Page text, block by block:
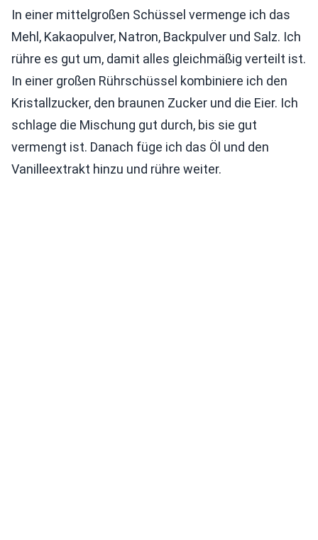
In einer mittelgroßen Schüssel vermenge ich das
Mehl, Kakaopulver, Natron, Backpulver und Salz. Ich
rühre es gut um, damit alles gleichmäßig verteilt ist.
In einer großen Rührschüssel kombiniere ich den
Kristallzucker, den braunen Zucker und die Eier. Ich
schlage die Mischung gut durch, bis sie gut
vermengt ist. Danach füge ich das Öl und den
Vanilleextrakt hinzu und rühre weiter.